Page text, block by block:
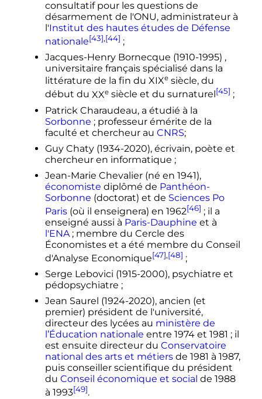
consultatif pour les questions de
désarmement de l'ONU, administrateur à
l'Institut des hautes études de Défense
nationale[43],[44] ;
Jacques-Henry Bornecque (1910-1995) ,
universitaire français spécialisé dans la
littérature de la fin du XIXe siècle, du
début du XXe siècle et du surnaturel [45] ;
Patrick Charaudeau, a étudié à la
Sorbonne ; professeur émérite de la
faculté et chercheur au CNRS;
Guy Chaty (1934-2020), écrivain, poète et
chercheur en informatique ;
Jean-Marie Chevalier (né en 1941),
économiste diplômé de Panthéon-
Sorbonne (doctorat) et de Sciences Po
Paris(où il enseignera) en 1962[46] ; il a
enseigné aussi à Paris-Dauphine et à
l'ENA ; membre du Cercle des
Économistes et a été membre du Conseil
d'Analyse Economique[47],[48] ;
Serge Lebovici (1915-2000), psychiatre et
pédopsychiatre ;
Jean Saurel (1924-2020), ancien (et
premier) président de l'université,
directeur des lycées au ministère de
l’Éducation nationale entre 1974 et 1981 ; il
est ensuite directeur du Conservatoire
national des arts et métiersde 1981 à 1987,
puis conseiller scientifique du président
du Conseil économique et social de 1988
à 1993[49].